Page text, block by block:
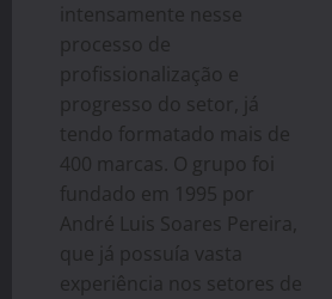
intensamente nesse
processo de
profissionalização e
progresso do setor, já
tendo formatado mais de
400 marcas. O grupo foi
fundado em 1995 por
André Luis Soares Pereira,
que já possuía vasta
experiência nos setores de